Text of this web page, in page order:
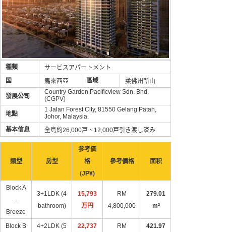
種類
サービスアパートメント
国
馬來西亞 區域 柔佛州新山
發展公司
Country Garden Pacificview Sdn. Bhd.
(CGPV)
地點
1 Jalan Forest City, 81550 Gelang Patah,
Johor, Malaysia.
基本信息
全島約26,000戸、12,000戸引き渡し済み
類型 房型
参考価
格
(JP¥)
參考價格 面积
Block A
-
Breeze
3+1LDK (4
bathroom)
15,793
万円​
RM
4,800,000
279.01
m²
Block B 4+2LDK (5 22,737 RM 421.97